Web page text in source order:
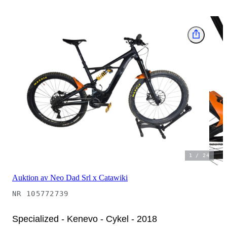
1 / 24
Auktion av Neo Dad Srl x Catawiki
NR 105772739
Specialized - Kenevo - Cykel - 2018